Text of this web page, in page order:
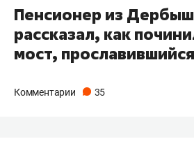
Пенсионер из
рассказал, как
мост,
Комментарии 35